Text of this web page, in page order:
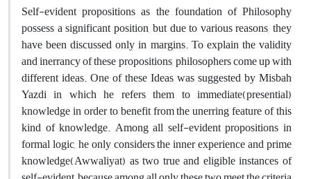
Self-evident propositions as the foundation of Philosophy
possess a significant position, but due to various reasons, they
have been discussed only in margins. To explain the validity
and inerrancy of these propositions, philosophers come up with
different ideas. One of these Ideas was suggested by Misbah
Yazdi in which he refers them to immediate(presential)
knowledge in order to benefit from the unerring feature of this
kind of knowledge. Among all self-evident propositions in
formal logic, he only considers the inner experience and prime
knowledge(Awwaliyat) as two true and eligible instances of